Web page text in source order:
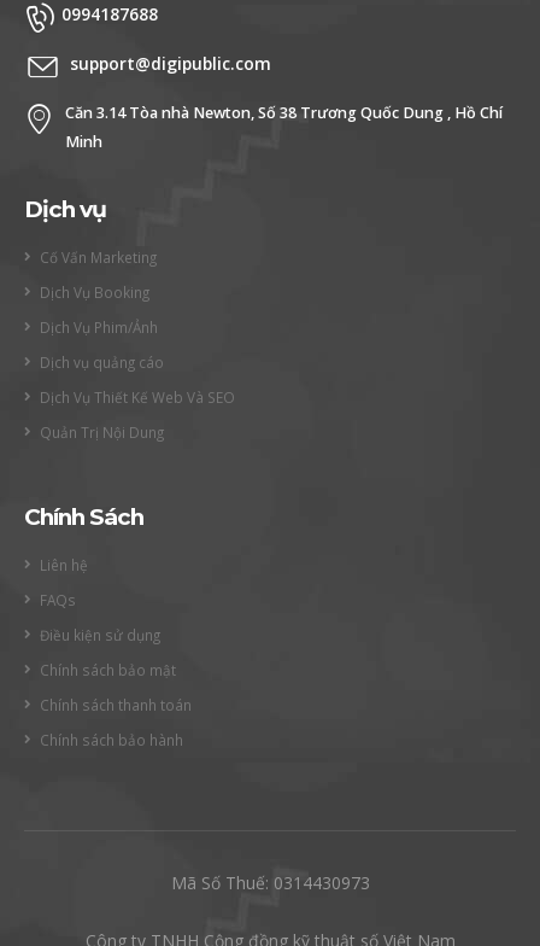
0994187688
support@digipublic.com
Căn 3.14 Tòa nhà Newton, Số 38 Trương Quốc Dung , Hồ Chí
Minh
Dịch vụ
Cố Vấn Marketing
Dịch Vụ Booking
Dịch Vụ Phim/Ảnh
Dịch vụ quảng cáo
Dịch Vụ Thiết Kế Web Và SEO
Quản Trị Nội Dung
Chính Sách
Liên hệ
FAQs
Điều kiện sử dụng
Chính sách bảo mật
Chính sách thanh toán
Chính sách bảo hành
Mã Số Thuế: 0314430973
Công ty TNHH Cộng đồng kỹ thuật số Việt Nam